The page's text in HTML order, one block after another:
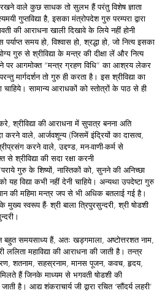
रखने वाले कुछ साधक तो सुलभ हैं परंतु विशेष ज्ञाता
गुप्तविद्या है, इसका मंत्रोपदेश गुरु परम्परा द्वारा
की आराधना खाली दिखावे के लिये नहीं होनी
समय हो, विश्वास हो, श्रद्धा हो, जो नित्य इसका
गुरु से श्रीविद्या के मन्त्र की दीक्षा लें और नित्य
पर आगमोक्त “मन्त्र ग्रहण विधि” का आश्रय लेकर
मार्गदर्शन तो गुरु ही करता है। इस श्रीविद्या का
सामान्य आराधकों को स्तोत्रों के पाठ से ही
श्रीविद्या की आराधना में सुपात्र बनना अति
करने वाले, आर्जवशून्य (जिसमें इंद्रियों का दासत्व,
करने वाले, उद्दण्ड, मन-वाणी-कर्म से
श्रीविद्या की सदा रक्षा करनी
गुरु के शिष्यों, नास्तिकों को, सुनने की अनिच्छा
यह विद्या कभी नहीं देनी चाहिये। अन्यथा उपदेष्टा गुरु
की महिमा मन्त्र जप से भी अधिक बतलाई गई है।
मुख्य स्वरूप हैं- श्री बाला त्रिपुरसुन्दरी, श्री षोडशी
बहुत समयसाध्य हैं, अतः खड्गमाला, अष्टोत्तरशत नाम,
ललिता महाविद्या की आराधना की जाती है। तन्त्र
शतनाम, सहस्रनाम, मानस पूजन, कवच, हृदय,
हैं जिनके माध्यम से भगवती षोडशी की
है। आद्य शंकराचार्य जी द्वारा रचित ‘सौंदर्य लहरी’